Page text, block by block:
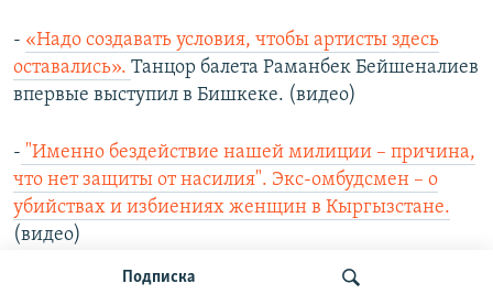
Подписка
- «Надо создавать условия, чтобы артисты здесь
оставались». Танцор балета Раманбек Бейшеналиев
впервые выступил в Бишкеке. (видео)
- "Именно бездействие нашей милиции – причина,
что нет защиты от насилия". Экс-омбудсмен – о
убийствах и избиениях женщин в Кыргызстане.
(видео)
Баткенская область